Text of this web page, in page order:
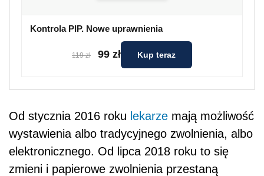
Kontrola PIP. Nowe uprawnienia
119 zł 99 zł Kup teraz
Od stycznia 2016 roku lekarze mają możliwość
wystawienia albo tradycyjnego zwolnienia, albo
elektronicznego. Od lipca 2018 roku to się
zmieni i papierowe zwolnienia przestaną